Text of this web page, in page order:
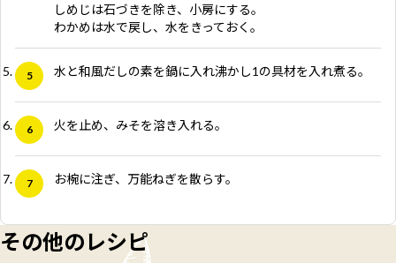
しめじは石づきを除き、小房にする。
わかめは水で戻し、水をきっておく。
水と和風だしの素を鍋に入れ沸かし1の具材を入れ煮る。
火を止め、みそを溶き入れる。
お椀に注ぎ、万能ねぎを散らす。
その他のレシピ